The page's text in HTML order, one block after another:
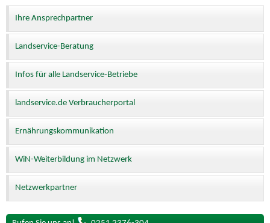
Ihre Ansprechpartner
Landservice-Beratung
Infos für alle Landservice-Betriebe
landservice.de Verbraucherportal
Ernährungskommunikation
WiN-Weiterbildung im Netzwerk
Netzwerkpartner